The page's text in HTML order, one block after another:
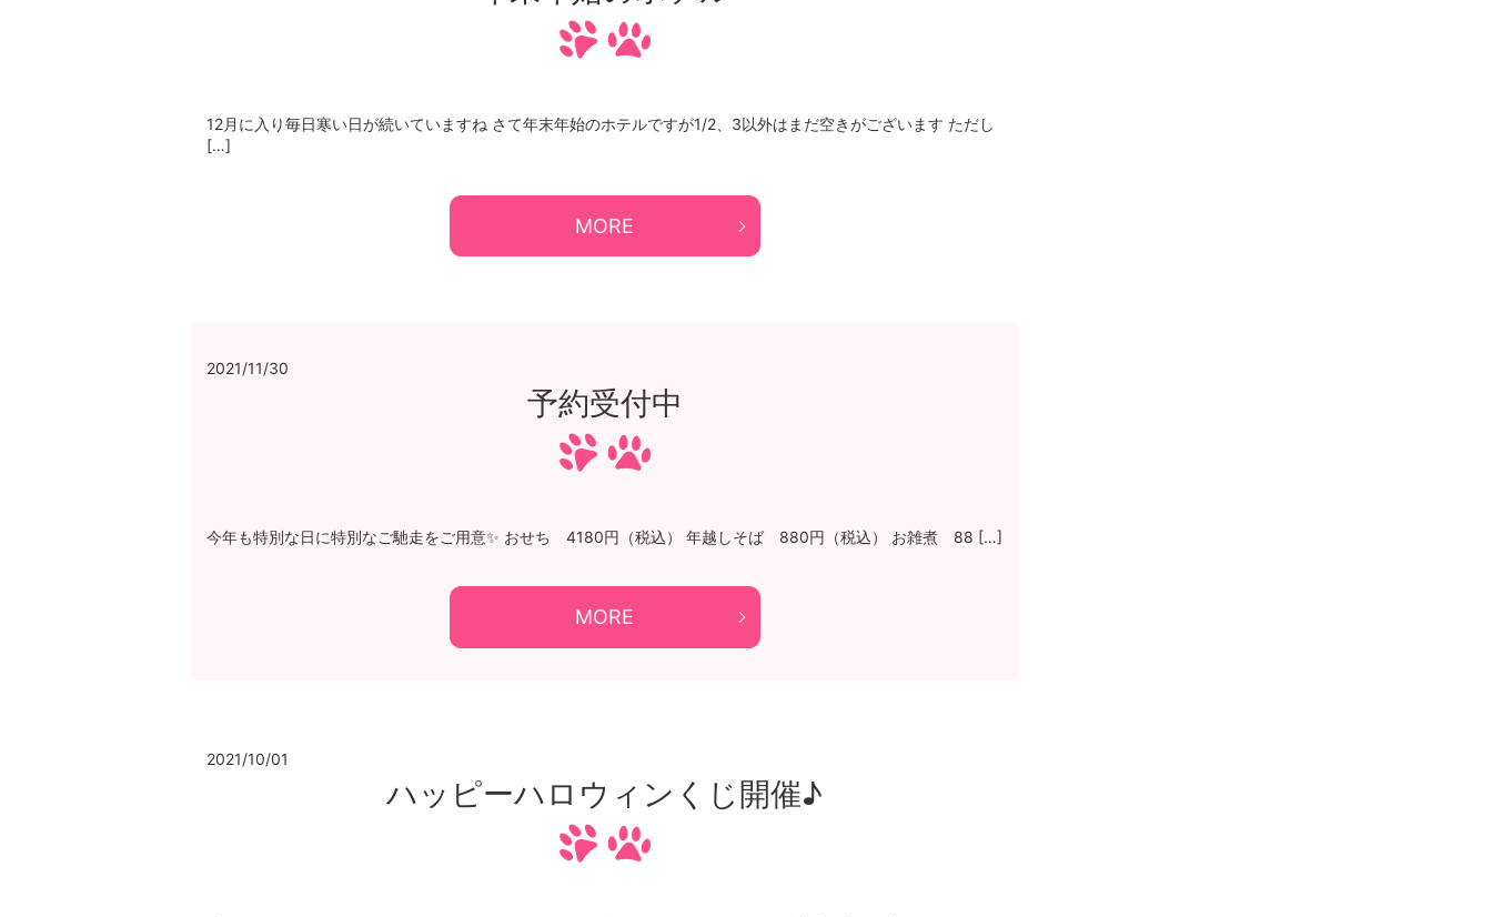
12月に入り毎日寒い日が続いていますね さて年末年始のホテルですが1/2、3以外はまだ空きがございます ただし
[…]
MORE
2021/11/30
予約受付中
今年も特別な日に特別なご馳走をご用意✨ おせち 4180円（税込） 年越しそば 880円（税込） お雑煮 88 […]
MORE
2021/10/01
ハッピーハロウィンくじ開催♪